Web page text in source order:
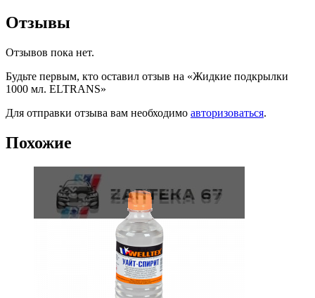
Отзывы
Отзывов пока нет.
Будьте первым, кто оставил отзыв на «Жидкие подкрылки
1000 мл. ELTRANS»
Для отправки отзыва вам необходимо авторизоваться.
Похожие